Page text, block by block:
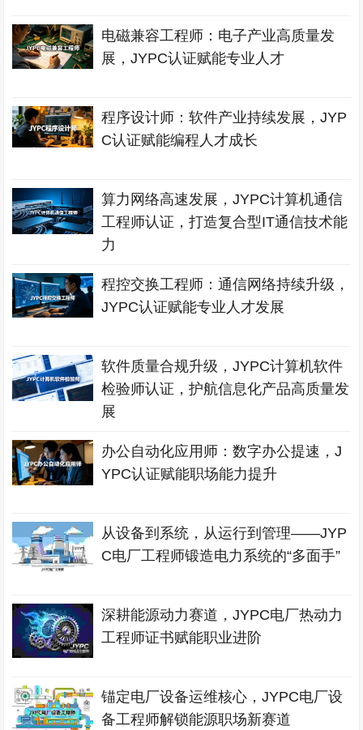
电磁兼容工程师：电子产业高质量发
展，JYPC认证赋能专业人才
程序设计师：软件产业持续发展，JYP
C认证赋能编程人才成长
算力网络高速发展，JYPC计算机通信
工程师认证，打造复合型IT通信技术能
力
程控交换工程师：通信网络持续升级，
JYPC认证赋能专业人才发展
软件质量合规升级，JYPC计算机软件
检验师认证，护航信息化产品高质量发
展
办公自动化应用师：数字办公提速，J
YPC认证赋能职场能力提升
从设备到系统，从运行到管理——JYP
C电厂工程师锻造电力系统的“多面手”
深耕能源动力赛道，JYPC电厂热动力
工程师证书赋能职业进阶
锚定电厂设备运维核心，JYPC电厂设
备工程师解锁能源职场新赛道